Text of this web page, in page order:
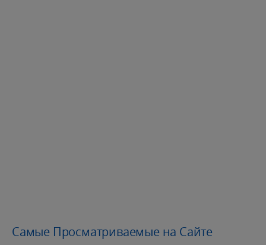
Самые Просматриваемые на Сайте